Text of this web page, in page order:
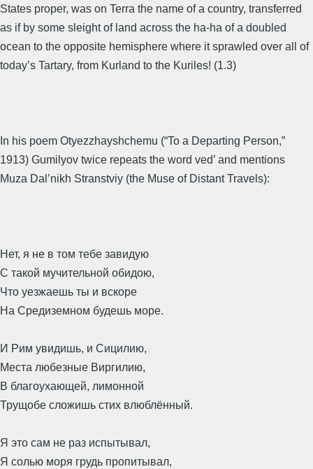
States proper, was on Terra the name of a country, transferred
as if by some sleight of land across the ha-ha of a doubled
ocean to the opposite hemisphere where it sprawled over all of
today’s Tartary, from Kurland to the Kuriles! (1.3)
In his poem Otyezzhayshchemu (“To a Departing Person,”
1913) Gumilyov twice repeats the word ved’ and mentions
Muza Dal’nikh Stranstviy (the Muse of Distant Travels):
Нет, я не в том тебе завидую
С такой мучительной обидою,
Что уезжаешь ты и вскоре
На Средиземном будешь море.
И Рим увидишь, и Сицилию,
Места любезные Виргилию,
В благоухающей, лимонной
Трущобе сложишь стих влюблённый.
Я это сам не раз испытывал,
Я солью моря грудь пропитывал,